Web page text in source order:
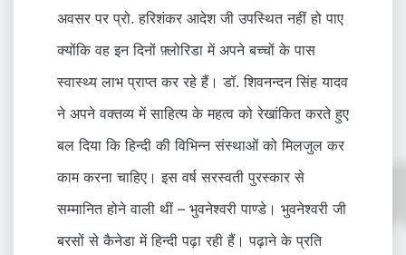
अवसर पर प्रो. हरिशंकर आदेश जी उपस्थित नहीं हो पाए
क्योंकि वह इन दिनों फ़्लोरिडा में अपने बच्चों के पास
स्वास्थ्य लाभ प्राप्त कर रहे हैं। डॉ. शिवनन्दन सिंह यादव
ने अपने वक्तव्य में साहित्य के महत्व को रेखांकित करते हुए
बल दिया कि हिन्दी की विभिन्न संस्थाओं को मिलजुल कर
काम करना चाहिए। इस वर्ष सरस्वती पुरस्कार से
सम्मानित होने वाली थीं – भुवनेश्वरी पाण्डे। भुवनेश्वरी जी
बरसों से कैनेडा में हिन्दी पढ़ा रही हैं। पढ़ाने के प्रति